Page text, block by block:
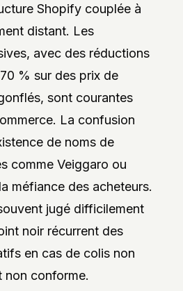
Shopify couplée à
distant. Les
avec des réductions
% sur des prix de
sont courantes
La confusion
de noms de
comme Veiggaro ou
méfiance des acheteurs.
jugé difficilement
noir récurrent des
en cas de colis non
non conforme.